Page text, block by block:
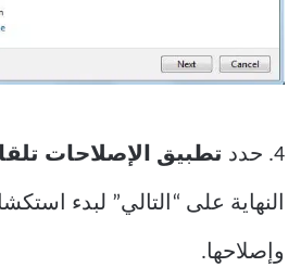
4. حدد تطبيق الإصلاحات
النهاية على “التالي” لبدء
وإصلاحها.